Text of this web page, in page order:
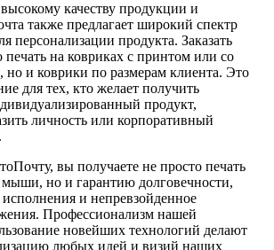
качеству продукции и
также предлагает широкий спектр
персонализации продукта. Заказать
на ковриках с принтом или со
но и коврики по размерам клиента. Это
для тех, кто желает получить
продукт,
личность или корпоративный
вы получаете не просто печать
мыши, но и гарантию долговечности,
и непревзойденное
Профессионализм нашей
новейших технологий делают
любых идей и визий наших